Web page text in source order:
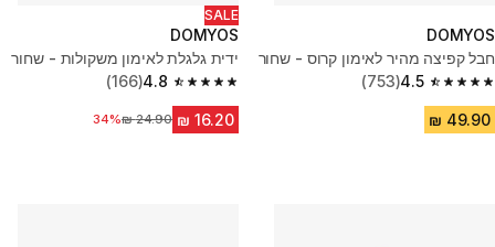
DOMYOS
חבל קפיצה מהיר לאימון קרוס - שחור
4.5
4.5 out of 5 stars from 753 reviews
(753)
SALE
DOMYOS
ידית גלגלת לאימון משקולות - שחור
4.8
4.8 out of 5 stars from 166 reviews
(166)
מחיר לפני הנחה‏24.90 ₪
34%